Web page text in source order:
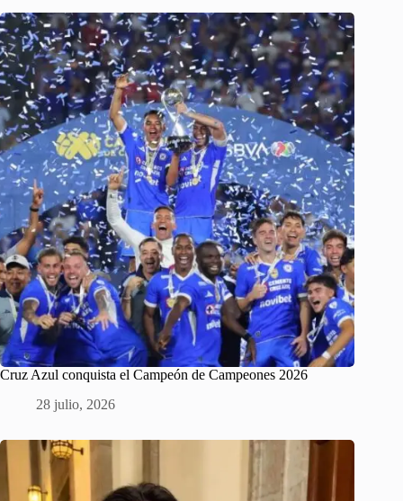
Cruz Azul conquista el Campeón de Campeones 2026
28 julio, 2026